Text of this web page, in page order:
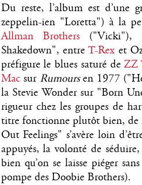
Du reste, l’album est d’une
zeppelin-ien "Loretta") à la
Allman Brothers("Vicki"),
Shakedown", entreT-Rexet
préfigure le blues saturé deZZ
Macsur Rumoursen 1977
la Stevie Wonder sur "Born
rigueur chez les groupes de
titre fonctionne plutôt bien, de
Out Feelings" s’avère loin
appuyés, la volonté de
bien qu’on se laisse piéger
pompe des Doobie Brothers).